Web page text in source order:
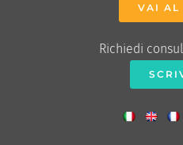
VAI AL
Richiedi